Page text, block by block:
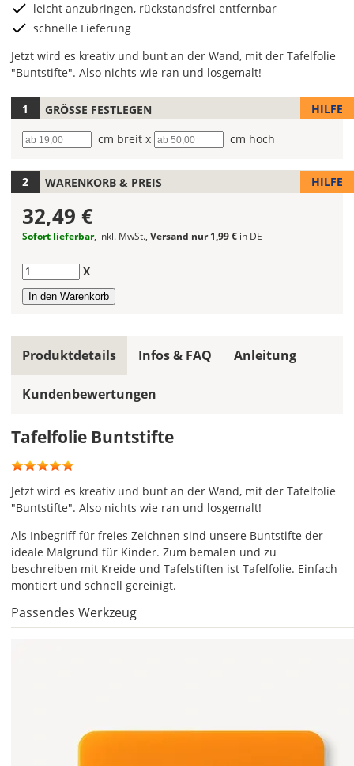
leicht anzubringen, rückstandsfrei entfernbar
schnelle Lieferung
Jetzt wird es kreativ und bunt an der Wand, mit der Tafelfolie
"Buntstifte". Also nichts wie ran und losgemalt!
Wähle
Farbe
Deine
Tafelfolie
aus.
Die
"Schwarz"
ist
der
und
wird
häufigsten
Hier
Du
Größe
Deiner
Tafelfolie
festlegen.
Die
jeweils
voreingestellte
Größe
GRÖSSE FESTLEGEN HILFE
Breite cm breit x Höhe cm hoch
WARENKORB & PREIS HILFE
32,49 €
Sofort lieferbar, inkl. MwSt., Versand nur 1,99 € in DE
Anzahl X
Produktdetails
Tafelfolie Buntstifte
Passendes Werkzeug
Jetzt wird es kreativ und bunt an der Wand, mit der Tafelfolie
"Buntstifte". Also nichts wie ran und losgemalt!
Als Inbegriff für freies Zeichnen sind unsere Buntstifte der
ideale Malgrund für Kinder. Zum bemalen und zu
beschreiben mit Kreide und Tafelstiften ist Tafelfolie. Einfach
montiert und schnell gereinigt.
Infos & FAQ Anleitung
Kundenbewertungen